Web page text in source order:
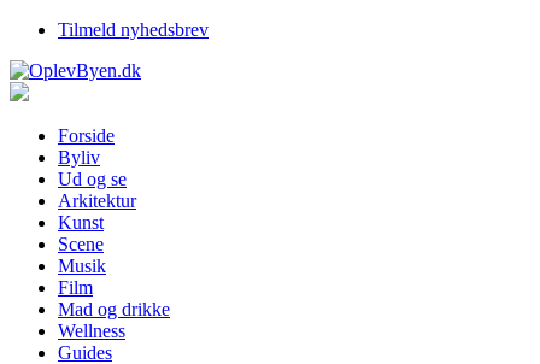
Tilmeld nyhedsbrev
Forside
Byliv
Ud og se
Arkitektur
Kunst
Scene
Musik
Film
Mad og drikke
Wellness
Guides